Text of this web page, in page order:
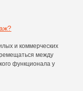
и коммерческих
между
функционала у